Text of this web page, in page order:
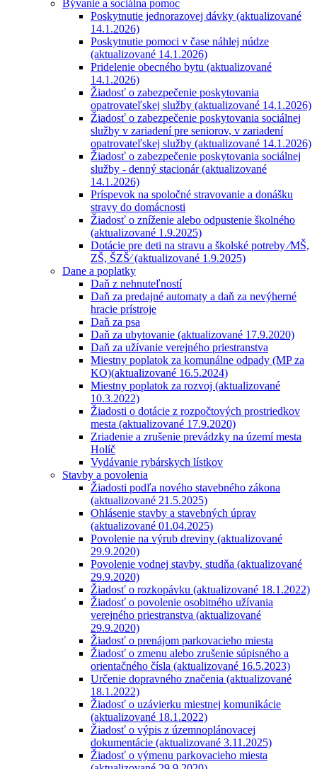
Bývanie a sociálna pomoc
Poskytnutie jednorazovej dávky (aktualizované
14.1.2026)
Poskytnutie pomoci v čase náhlej núdze
(aktualizované 14.1.2026)
Pridelenie obecného bytu (aktualizované
14.1.2026)
Žiadosť o zabezpečenie poskytovania
opatrovateľskej služby (aktualizované 14.1.2026)
Žiadosť o zabezpečenie poskytovania sociálnej
služby v zariadení pre seniorov, v zariadení
opatrovateľskej služby (aktualizované 14.1.2026)
Žiadosť o zabezpečenie poskytovania sociálnej
služby - denný stacionár (aktualizované
14.1.2026)
Príspevok na spoločné stravovanie a donášku
stravy do domácnosti
Žiadosť o zníženie alebo odpustenie školného
(aktualizované 1.9.2025)
Dotácie pre deti na stravu a školské potreby ⁄MŠ,
ZŠ, ŠZŠ⁄ (aktualizované 1.9.2025)
Dane a poplatky
Daň z nehnuteľností
Daň za predajné automaty a daň za nevýherné
hracie prístroje
Daň za psa
Daň za ubytovanie (aktualizované 17.9.2020)
Daň za užívanie verejného priestranstva
Miestny poplatok za komunálne odpady (MP za
KO)(aktualizované 16.5.2024)
Miestny poplatok za rozvoj (aktualizované
10.3.2022)
Žiadosti o dotácie z rozpočtových prostriedkov
mesta (aktualizované 17.9.2020)
Zriadenie a zrušenie prevádzky na území mesta
Holíč
Vydávanie rybárskych lístkov
Stavby a povolenia
Žiadosti podľa nového stavebného zákona
(aktualizované 21.5.2025)
Ohlásenie stavby a stavebných úprav
(aktualizované 01.04.2025)
Povolenie na výrub dreviny (aktualizované
29.9.2020)
Povolenie vodnej stavby, studňa (aktualizované
29.9.2020)
Žiadosť o rozkopávku (aktualizované 18.1.2022)
Žiadosť o povolenie osobitného užívania
verejného priestranstva (aktualizované
29.9.2020)
Žiadosť o prenájom parkovacieho miesta
Žiadosť o zmenu alebo zrušenie súpisného a
orientačného čísla (aktualizované 16.5.2023)
Určenie dopravného značenia (aktualizované
18.1.2022)
Žiadosť o uzávierku miestnej komunikácie
(aktualizované 18.1.2022)
Žiadosť o výpis z územnoplánovacej
dokumentácie (aktualizované 3.11.2025)
Žiadosť o výmenu parkovacieho miesta